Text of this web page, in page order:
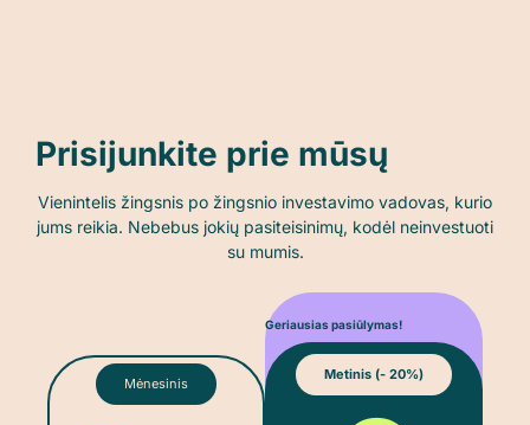
Prisijunkite prie mūsų
Vienintelis žingsnis po žingsnio investavimo vadovas, kurio
jums reikia. Nebebus jokių pasiteisinimų, kodėl neinvestuoti
su mumis.
Mėnesinis
Geriausias pasiūlymas!
Metinis (- 20%)